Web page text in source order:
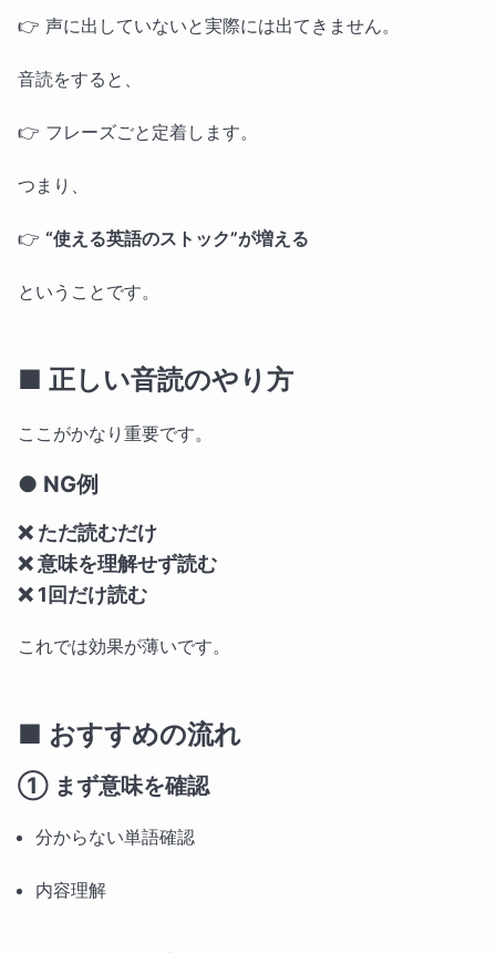
👉 声に出していないと実際には出てきません。
音読をすると、
👉 フレーズごと定着します。
つまり、
👉 “使える英語のストック”が増える
ということです。
■ 正しい音読のやり方
ここがかなり重要です。
● NG例
❌ ただ読むだけ
❌ 意味を理解せず読む
❌ 1回だけ読む
これでは効果が薄いです。
■ おすすめの流れ
① まず意味を確認
分からない単語確認
内容理解